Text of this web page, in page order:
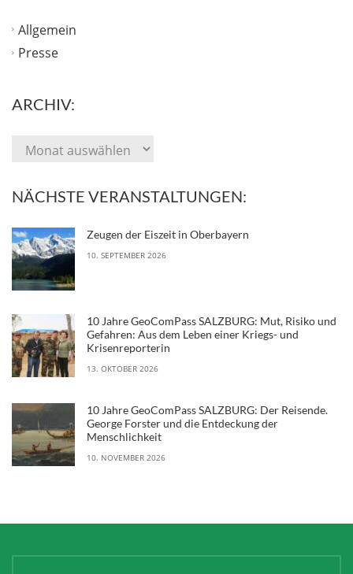
Allgemein
Presse
ARCHIV:
NÄCHSTE VERANSTALTUNGEN:
Zeugen der Eiszeit in Oberbayern
10. SEPTEMBER 2026
10 Jahre GeoComPass SALZBURG: Mut, Risiko und
Gefahren: Aus dem Leben einer Kriegs- und
Krisenreporterin
13. OKTOBER 2026
10 Jahre GeoComPass SALZBURG: Der Reisende.
George Forster und die Entdeckung der
Menschlichkeit
10. NOVEMBER 2026